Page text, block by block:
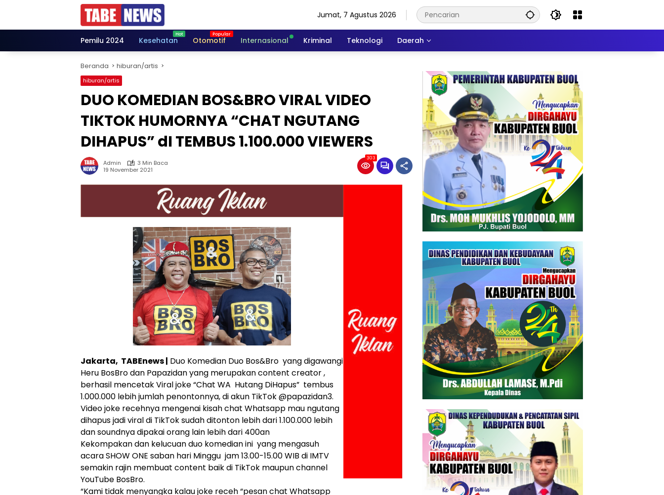
Jumat, 7 Agustus 2026
Pemilu 2024 Kesehatan Otomotif Internasional Kriminal Teknologi Daerah
Beranda hiburan/artis
hiburan/artis
DUO KOMEDIAN BOS&BRO VIRAL VIDEO
TIKTOK HUMORNYA “CHAT NGUTANG
DIHAPUS” dI TEMBUS 1.100.000 VIEWERS
Admin
3 Min Baca
19 November 2021
303
Jakarta, TABEnews | Duo Komedian Duo Bos&Bro yang digawangi
Heru BosBro dan Papazidan yang merupakan content creator ,
berhasil mencetak Viral joke “Chat WA Hutang DiHapus” tembus
1.000.000 lebih jumlah penontonnya, di akun TikTok @papazidan3.
Video joke recehnya mengenai kisah chat Whatsapp mau ngutang
dihapus jadi viral di TikTok sudah ditonton lebih dari 1.100.000 lebih
dan soundnya dipakai orang lain lebih dari 400an
Kekompakan dan kelucuan duo komedian ini yang mengasuh
acara SHOW ONE saban hari Minggu jam 13.00-15.00 WIB di IMTV
semakin rajin membuat content baik di TikTok maupun channel
YouTube BosBro.
“Kami tidak menyangka kalau joke receh “pesan chat Whatsapp